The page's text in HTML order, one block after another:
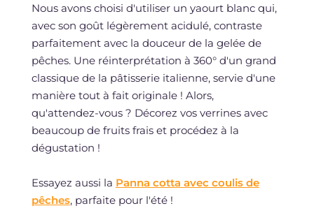
Nous avons choisi d'utiliser un yaourt blanc qui,
avec son goût légèrement acidulé, contraste
parfaitement avec la douceur de la gelée de
pêches. Une réinterprétation à 360° d'un grand
classique de la pâtisserie italienne, servie d'une
manière tout à fait originale ! Alors,
qu'attendez-vous ? Décorez vos verrines avec
beaucoup de fruits frais et procédez à la
dégustation !
Essayez aussi la Panna cotta avec coulis de
pêches, parfaite pour l'été !